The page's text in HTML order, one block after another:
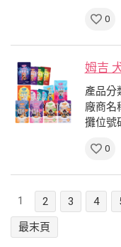
0
姆吉
產品分
廠商名
攤位號
0
1 2 3 4
最末頁